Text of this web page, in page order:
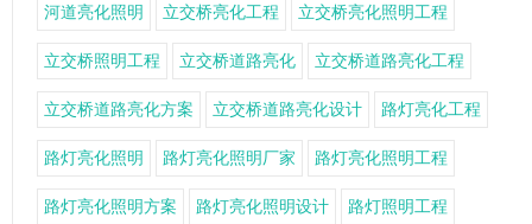
河道亮化照明 立交桥亮化工程 立交桥亮化照明工程
立交桥照明工程 立交桥道路亮化 立交桥道路亮化工程
立交桥道路亮化方案 立交桥道路亮化设计 路灯亮化工程
路灯亮化照明 路灯亮化照明厂家 路灯亮化照明工程
路灯亮化照明方案 路灯亮化照明设计 路灯照明工程